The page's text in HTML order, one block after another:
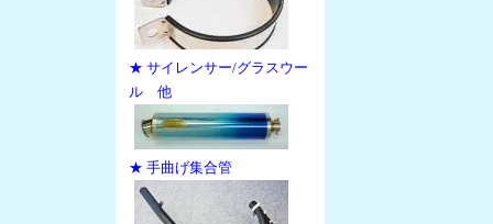
★ サイレンサー/グラスウー
ル 他
★ 手曲げ集合管